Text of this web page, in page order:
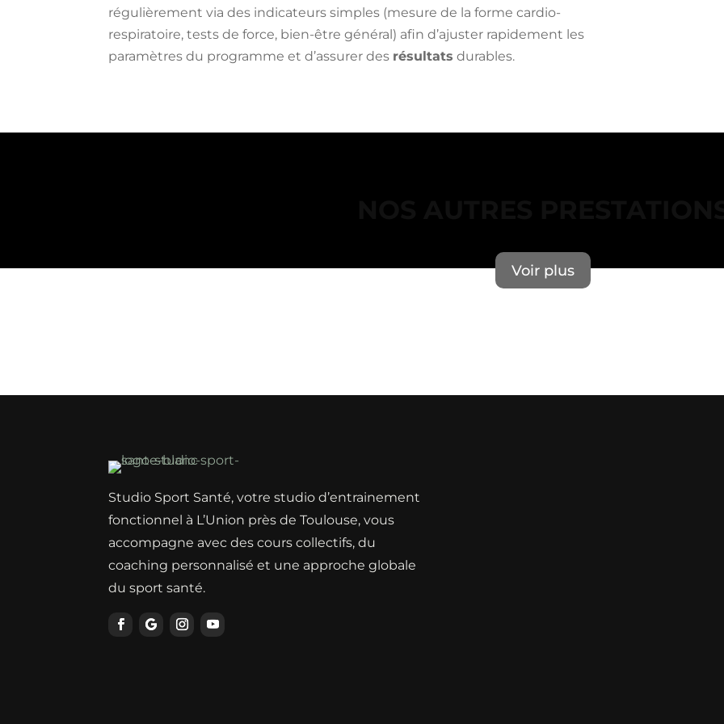
régulièrement via des indicateurs simples (mesure de la forme cardio-
respiratoire, tests de force, bien-être général) afin d’ajuster rapidement les
paramètres du programme et d’assurer des résultats durables.
Voir plus
Studio Sport Santé, votre studio d’entrainement
fonctionnel à L’Union près de Toulouse, vous
accompagne avec des cours collectifs, du
coaching personnalisé et une approche globale
du sport santé.